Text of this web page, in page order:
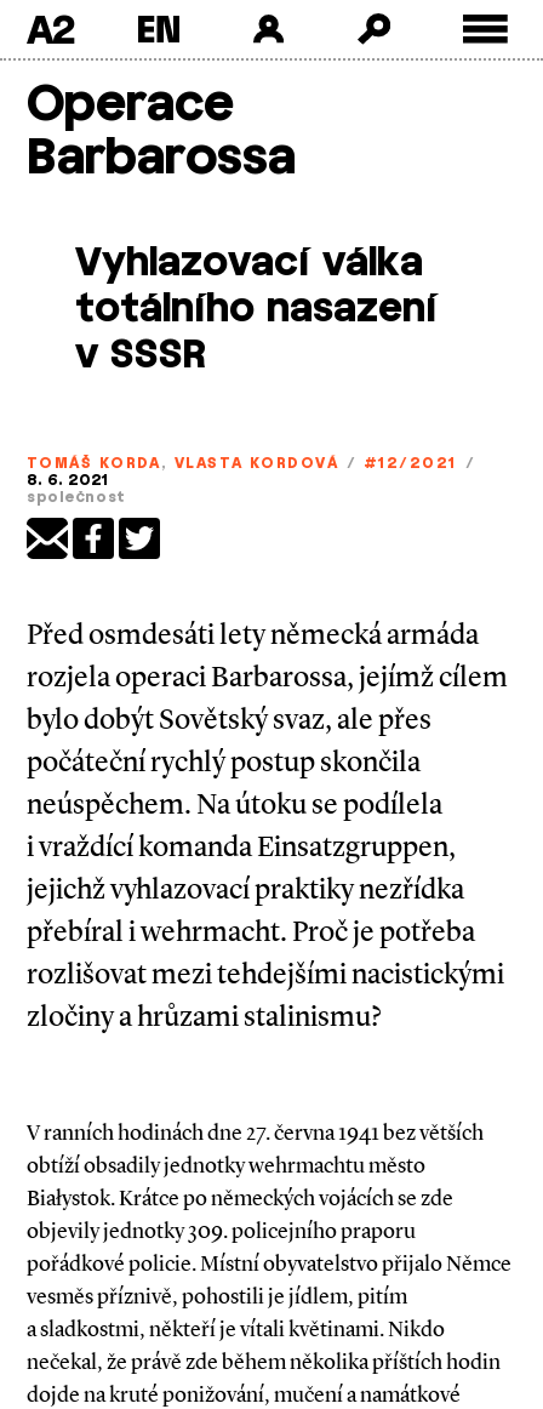
content
A2
Operace
Barbarossa
Vyhlazovací válka
totálního nasazení
v SSSR
TOMÁŠ KORDA, VLASTA KORDOVÁ / #12/2021
/
8. 6. 2021
společnost
Před osmdesáti lety německá armáda
rozjela operaci Barbarossa, jejímž cílem
bylo dobýt Sovětský svaz, ale přes
počáteční rychlý postup skončila
neúspěchem. Na útoku se podílela
i vraždící komanda Einsatzgruppen,
jejichž vyhlazovací praktiky nezřídka
přebíral i wehrmacht. Proč je potřeba
rozlišovat mezi tehdejšími nacistickými
zločiny a hrůzami stalinismu?
V ranních hodinách dne 27. června 1941 bez větších
obtíží obsadily jednotky wehrmachtu město
Białystok. Krátce po německých vojácích se zde
objevily jednotky 309. policejního praporu
pořádkové policie. Místní obyvatelstvo přijalo Němce
vesměs příznivě, pohostili je jídlem, pitím
a sladkostmi, někteří je vítali květinami. Nikdo
nečekal, že právě zde během několika příštích hodin
dojde na kruté ponižování, mučení a namátkové